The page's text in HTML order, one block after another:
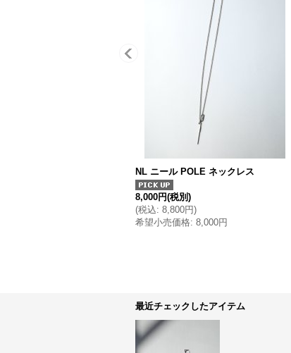
NL ニール POLE ネックレス
8,000円(税別)
(税込: 8,800円)
希望小売価格: 8,000円
最近チェックしたアイテム